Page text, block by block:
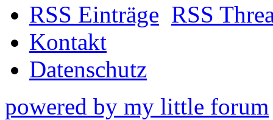
RSS Einträge RSS
Kontakt
Datenschutz
powered by my little forum